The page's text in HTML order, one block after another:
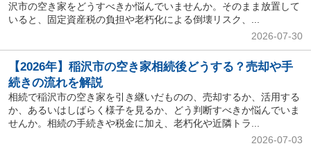
沢市の空き家をどうすべきか悩んでいませんか。そのまま放置して
いると、固定資産税の負担や老朽化による倒壊リスク、...
2026-07-30
【2026年】稲沢市の空き家相続後どうする？売却や手
続きの流れを解説
相続で稲沢市の空き家を引き継いだものの、売却するか、活用する
か、あるいはしばらく様子を見るか、どう判断すべきか悩んでいま
せんか。相続の手続きや税金に加え、老朽化や近隣トラ...
2026-07-03